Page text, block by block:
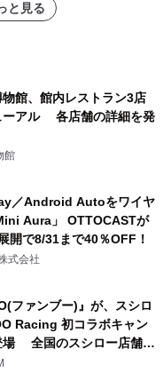
と見る
館、館内レストラン3店
ーアル 各店舗の詳細を発
館
／Android Autoをワイヤ
Aura」 OTTOCASTが
開で8/31まで40％OFF！
式会社
ファンブー)』が、スシロ
Racing 初コラボキャン
場 全国のスシロー店舗で
FUNBOO(ミニカー)付き
開されます